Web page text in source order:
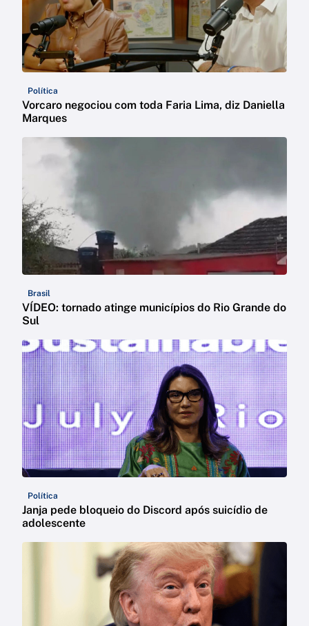
Política
Vorcaro negociou com toda Faria Lima, diz Daniella
Marques
Brasil
VÍDEO: tornado atinge municípios do Rio Grande do
Sul
Política
Janja pede bloqueio do Discord após suicídio de
adolescente